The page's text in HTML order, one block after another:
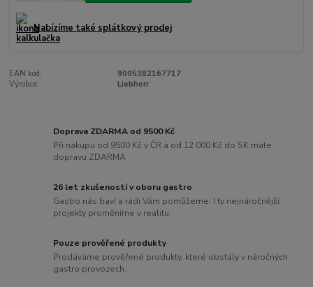
Nabízíme také splátkový prodej
EAN kód:
9005382167717
Výrobce:
Liebherr
Doprava ZDARMA od 9500 Kč
Při nákupu od 9500 Kč v ČR a od 12 000 Kč do SK máte
dopravu ZDARMA
26 let zkušeností v oboru gastro
Gastro nás baví a rádi Vám pomůžeme. I ty nejnáročnější
projekty proměníme v realitu.
Pouze prověřené produkty
Prodáváme prověřené produkty, které obstály v náročných
gastro provozech.